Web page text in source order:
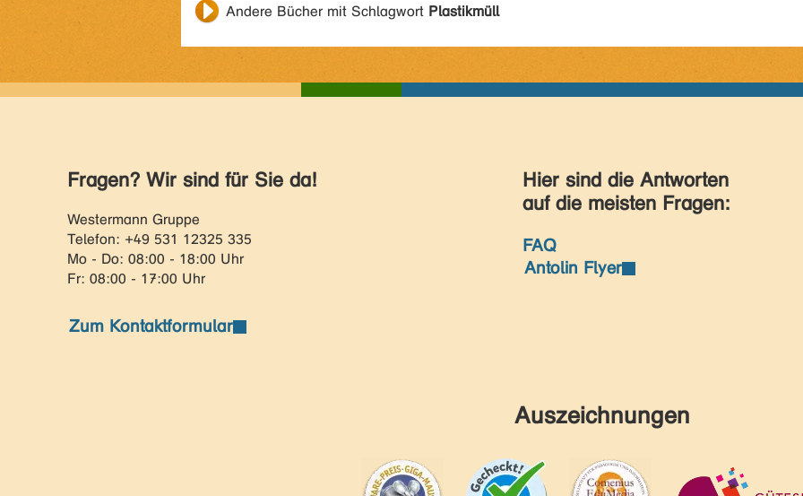
Andere Bücher mit Schlagwort Plastikmüll